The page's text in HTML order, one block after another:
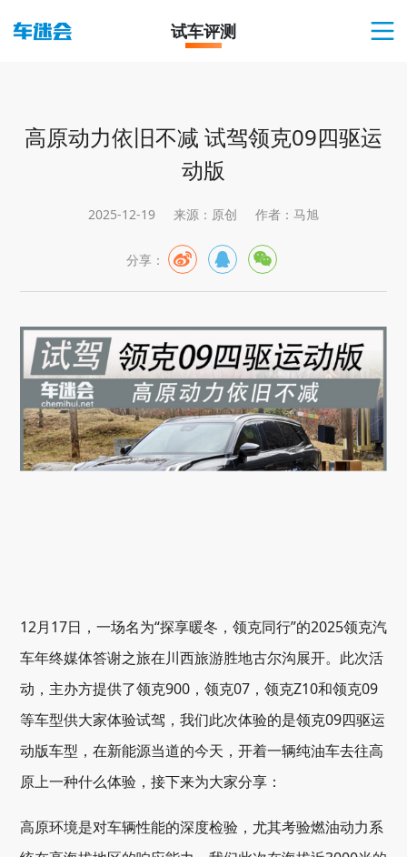
试车评测
高原动力依旧不减 试驾领克09四驱运
动版
2025-12-19 来源：原创 作者：马旭
分享：
12月17日，一场名为“探享暖冬，领克同行”的2025领克汽
车年终媒体答谢之旅在川西旅游胜地古尔沟展开。此次活
动，主办方提供了领克900，领克07，领克Z10和领克09
等车型供大家体验试驾，我们此次体验的是领克09四驱运
动版车型，在新能源当道的今天，开着一辆纯油车去往高
原上一种什么体验，接下来为大家分享：
高原环境是对车辆性能的深度检验，尤其考验燃油动力系